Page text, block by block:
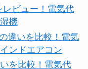
ビュー！電気代
機
違いを比較！電気
ンドエアコン
を比較！電気代